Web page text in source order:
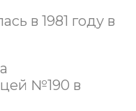
в 1981 году в
№190 в